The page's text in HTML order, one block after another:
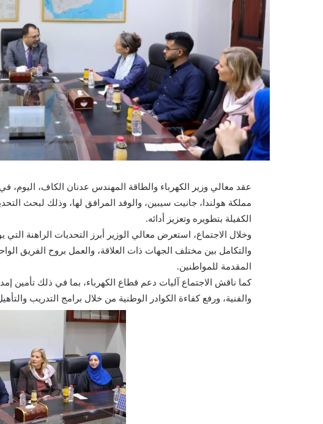
عقد معالي وزير الكهرباء والطاقة المهندس عدنان الكاف، اليوم،
مملكة هولندا، جانيت سيبين، والوفد المرافق لها، وذلك لبحث
الكفيلة بتطويره وتعزيز أدائه.
وخلال الاجتماع، استعرض معالي الوزير أبرز التحديات الراهنة التي
والتكامل بين مختلف الجهات ذات العلاقة، والعمل بروح الفريق
المقدمة للمواطنين.
كما ناقش الاجتماع آليات دعم قطاع الكهرباء، بما في ذلك تأمين
والفنية، ورفع كفاءة الكوادر الوطنية من خلال برامج التدريب